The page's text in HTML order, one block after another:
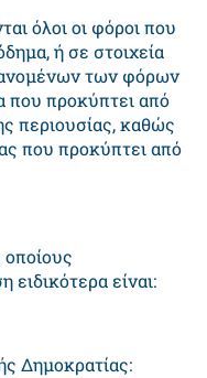
όλοι οι φόροι που
ή σε στοιχεία
των φόρων
που προκύπτει από
περιουσίας, καθώς
που προκύπτει από
είναι:
Δημοκρατίας: